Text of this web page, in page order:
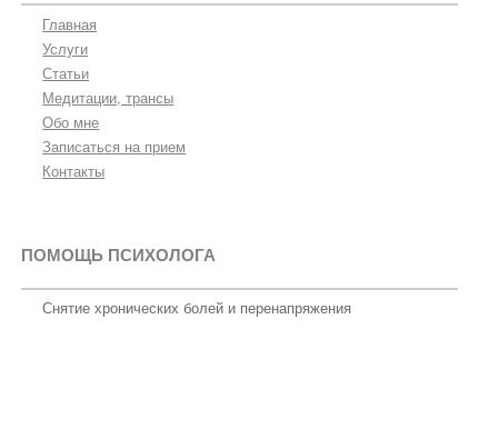
Главная
Услуги
Статьи
Медитации, трансы
Обо мне
Записаться на прием
Контакты
ПОМОЩЬ ПСИХОЛОГА
Снятие хронических болей и перенапряжения